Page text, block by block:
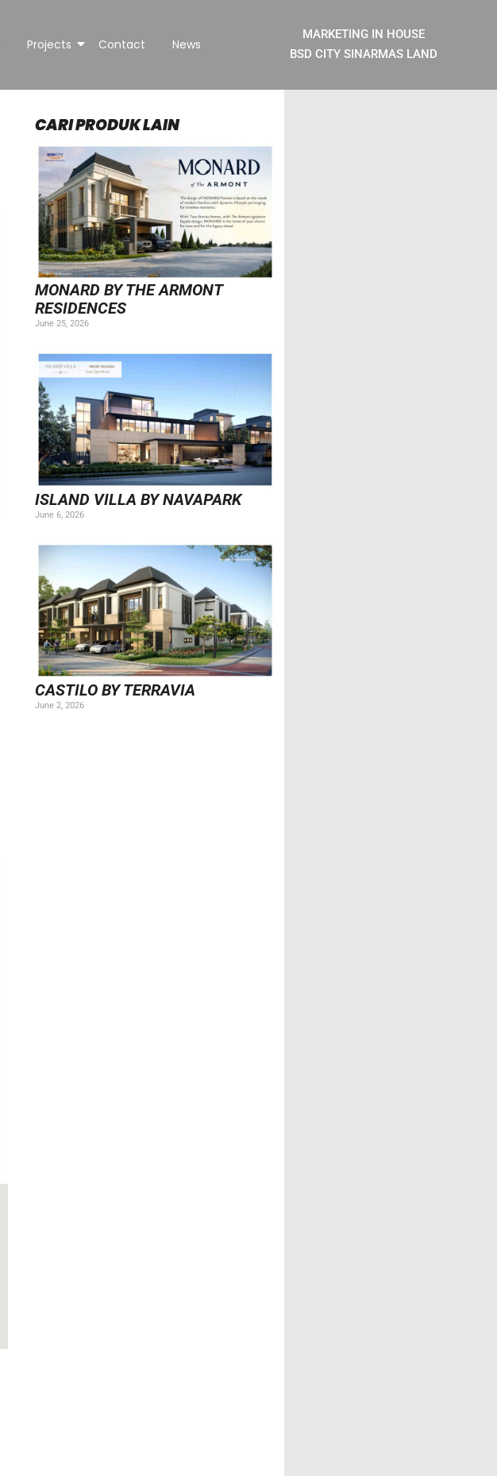
Projects Contact News
MARKETING IN HOUSE
BSD CITY SINARMAS LAND
CARI PRODUK LAIN
MONARD BY THE ARMONT
RESIDENCES​
June 25, 2026
ISLAND VILLA BY NAVAPARK
June 6, 2026
CASTILO BY TERRAVIA
June 2, 2026